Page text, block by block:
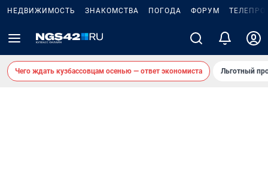
НЕДВИЖИМОСТЬ ЗНАКОМСТВА ПОГОДА ФОРУМ
Чего ждать кузбассовцам осенью — ответ экономиста Льготный